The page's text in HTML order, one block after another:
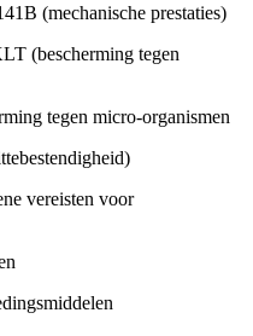
(mechanische prestaties)
(bescherming tegen
tegen micro-organismen
vereisten voor